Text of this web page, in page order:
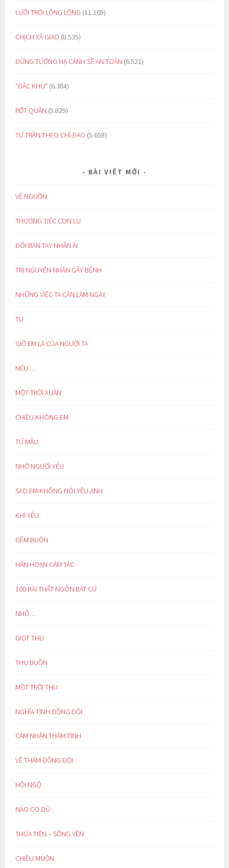
LƯỚI TRỜI LỒNG LỘNG (11.169)
CHỊCH XÃ GIAO (8.535)
ĐỪNG TƯỞNG HẠ CÁNH SẼ AN TOÀN (6.521)
“ĐẶC KHU” (6.384)
RỚT QUẦN (5.829)
TỪ TRẦN THEO CHỈ ĐẠO (5.658)
BÀI VIẾT MỚI
VỀ NGUỒN
THƯƠNG TIẾC CON LU
ĐÔI BÀN TAY NHÂN ÁI
TRỊ NGUYÊN NHÂN GÂY BỆNH
NHỮNG VIỆC TA CẦN LÀM NGAY
TU
GIỜ EM LÀ CỦA NGƯỜI TA
NẾU…
MỘT TRỜI XUÂN
CHIỀU KHÔNG EM
TỪ MẪU
NHỚ NGƯỜI YÊU
SAO EM KHÔNG NÓI YÊU ANH
KHI YÊU
ĐÊM BUỒN
HÂN HOAN CẢM TÁC
100 BÀI THẤT NGÔN BÁT CÚ
NHỚ…
GIỌT THU
THU BUỒN
MỘT TRỜI THU
NGHĨA TÌNH ĐỒNG ĐỘI
CẢM NHẬN THÂM TÌNH
VỀ THĂM ĐỒNG ĐỘI
HỘI NGỘ
NÀO CÓ ĐỦ
THỪA TIỀN – SỐNG YÊN
CHIỀU MUỘN